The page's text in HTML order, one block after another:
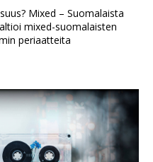
Mixed – Suomalaista
mixed-suomalaisten
periaatteita